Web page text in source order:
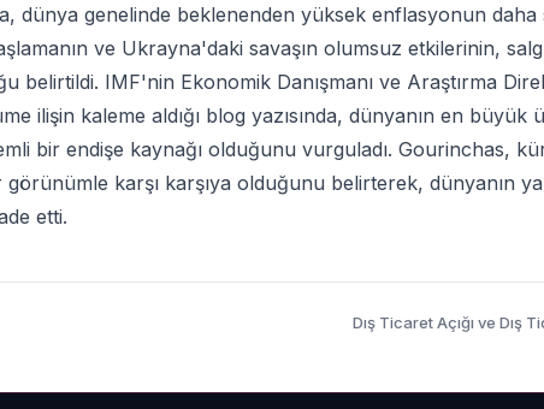
dünya genelinde beklenenden yüksek enflasyonun daha
ve Ukrayna'daki savaşın olumsuz etkilerinin,
belirtildi. IMF'nin Ekonomik Danışmanı ve Araştırma
ilişin kaleme aldığı blog yazısında, dünyanın en büyük
bir endişe kaynağı olduğunu vurguladı. Gourinchas,
karşı karşıya olduğunu belirterek, dünyanın
etti.
Dış Ticaret Açığı ve Dış